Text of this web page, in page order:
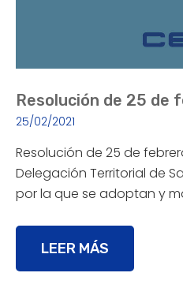
Resolución de 25 de
25/02/2021
Resolución de 25 de
Delegación Territorial de
por la que se adoptan y
LEER MÁS